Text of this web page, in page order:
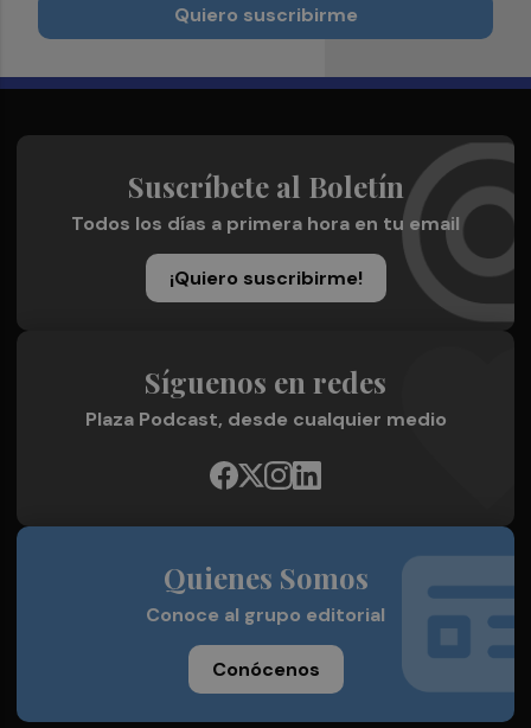
Quiero suscribirme
Suscríbete al Boletín
Todos los días a primera hora en tu email
¡Quiero suscribirme!
Síguenos en redes
Plaza Podcast, desde cualquier medio
Quienes Somos
Conoce al grupo editorial
Conócenos